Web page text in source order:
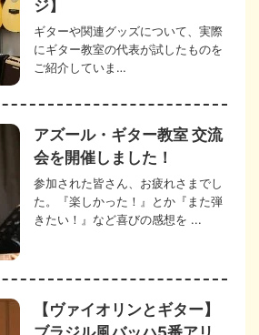
ジ】
ギターや関連グッズについて、実際
にギター教室の代表が試したものを
ご紹介していま…
アズール・ギター教室 交流
会を開催しました！
参加された皆さん、お疲れさまでし
た。『楽しかった！』とか『また弾
きたい！』など喜びの感想を ...
【ヴァイオリンとギター】